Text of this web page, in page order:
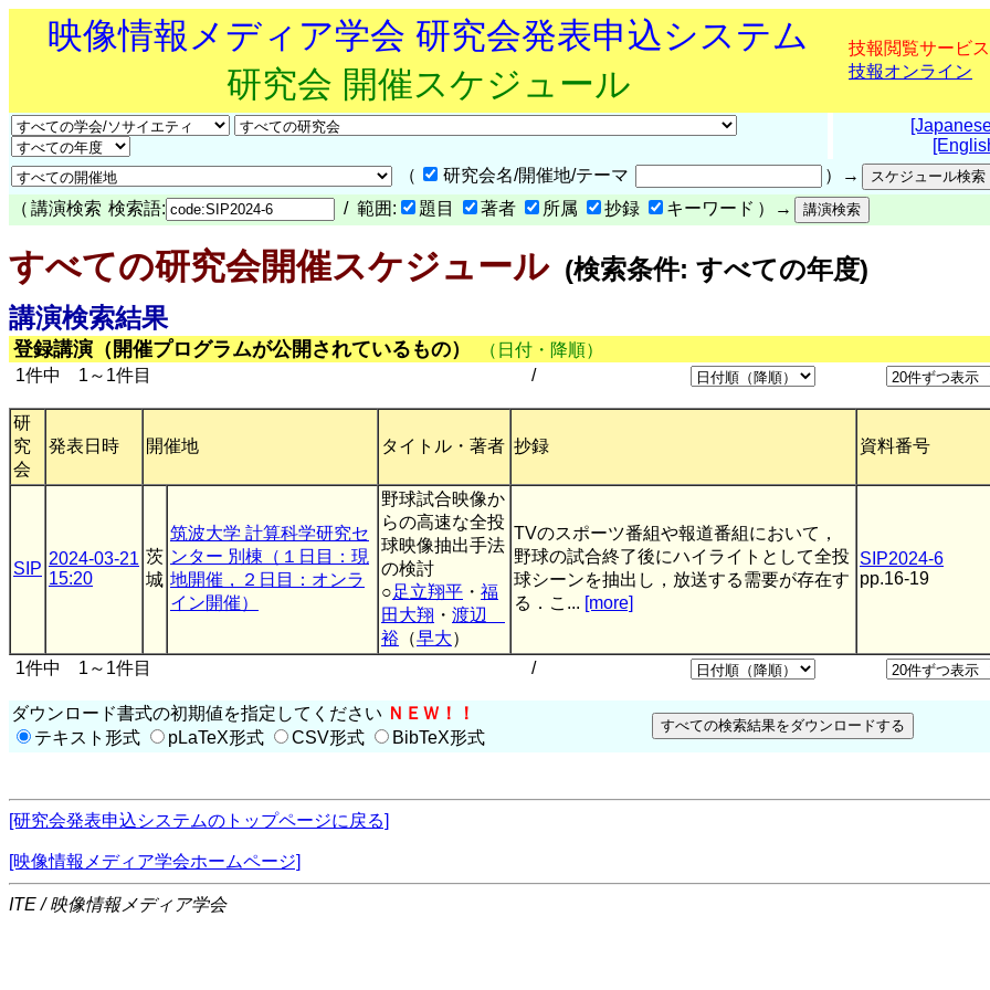
映像情報メディア学会 研究会発表申込システム
研究会 開催スケジュール
技報閲覧サービス
技報オンライン
（
研究会名/開催地/テーマ
）→
（ 講演検索 検索語: / 範囲: 題目 著者 所属 抄録 キーワード ）→
すべての研究会開催スケジュール(検索条件: すべての年度)
講演検索結果
登録講演（開催プログラムが公開されているもの）
（日付・降順）
1件中 1～1件目
/
研
究
会
発表日時 開催地 タイトル・著者 抄録 資料番号
SIP
2024-03-21
15:20
茨
城
筑波大学 計算科学研究セ
ンター 別棟（１日目：現
地開催，２日目：オンラ
イン開催）
野球試合映像か
らの高速な全投
球映像抽出手法
の検討
○足立翔平 ・ 福
田大翔 ・ 渡辺
裕 （早大）
TVのスポーツ番組や報道番組において，
野球の試合終了後にハイライトとして全投
球シーンを抽出し，放送する需要が存在す
る．こ... [more]
SIP2024-6
pp.16-19
1件中 1～1件目 /
ダウンロード書式の初期値を指定してください ＮＥＷ！！
テキスト形式
pLaTeX形式 CSV形式 BibTeX形式
[研究会発表申込システムのトップページに戻る]
[映像情報メディア学会ホームページ]
ITE / 映像情報メディア学会